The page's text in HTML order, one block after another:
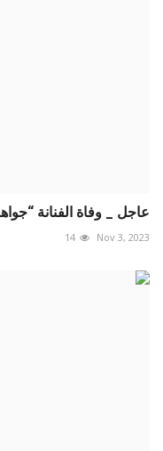
عاجل _ وفاة الفنانة
Nov 3, 2023
14